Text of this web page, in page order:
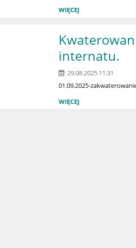
WIĘCEJ
internatu.
29.08.2025 11:31
01.09.2025-
WIĘCEJ